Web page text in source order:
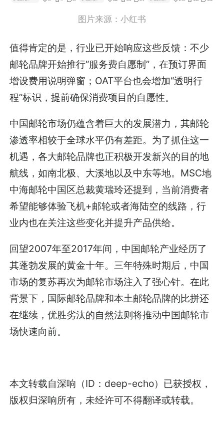
图片来源：小红书
值得肯定的是，行业已开始响应这些反馈：不少
邮轮品牌开始推行“服务费自愿制”，在预订界面
增设费用说明弹窗；OAT平台也会增加“透明行
程”标识，提前确保消费项目的自愿性。
中国邮轮市场仍蕴含着巨大的发展潜力，其邮轮
渗透率相较于全球水平仍有差距。为了抓住这一
机遇，各大邮轮品牌也正积极开发新兴的目的地
航线，如南北极、大溪地以及中东等地。MSC地
中海邮轮中国区总裁黄瑞玲还提到，当前消费者
希望能够体验飞机+邮轮或者海陆空的线路，行
业内也在关注这些变化并提升产品供给。
回望2007年至2017年间，中国邮轮产业经历了
其蓬勃发展的黄金十年。三年特殊时期后，中国
市场的复苏再次为邮轮市场注入了强心针。在此
背景下，国际邮轮品牌和本土邮轮品牌的比拼还
在继续，优胜劣汰的自然法则将推动中国邮轮市
场快速向前。
本文转载自深响（ID：deep-echo）已获授权，
版权归深响所有，未经许可不得翻译或转载。